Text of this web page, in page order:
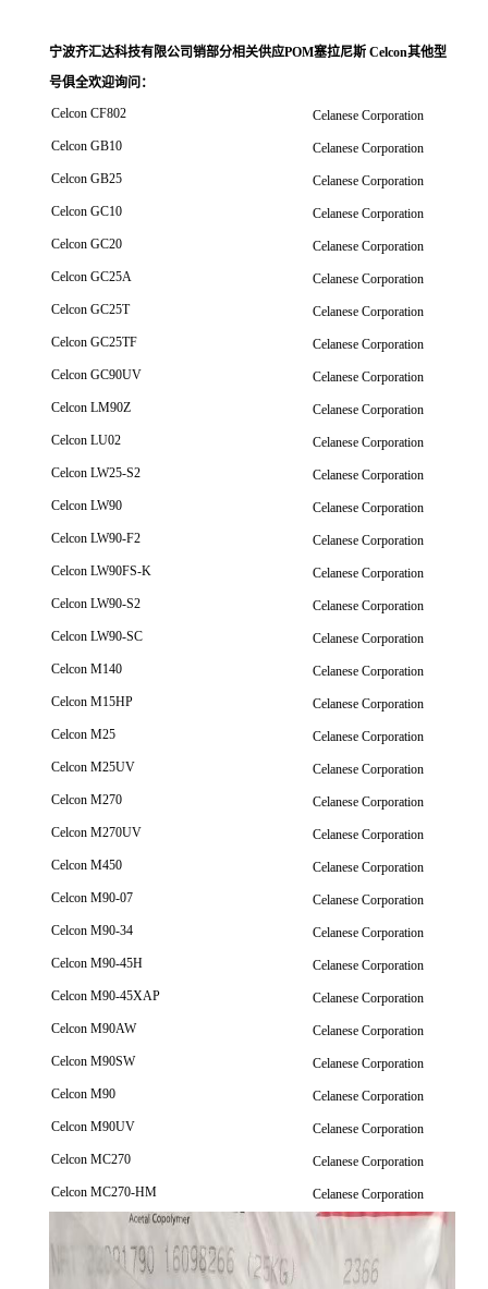
宁波齐汇达科技有限公司销部分相关供应POM塞拉尼斯 Celcon其他型
号俱全欢迎询问 ：
Celcon CF802
Celanese Corporation
Celcon GB10
Celanese Corporation
Celcon GB25
Celanese Corporation
Celcon GC10
Celanese Corporation
Celcon GC20
Celanese Corporation
Celcon GC25A
Celanese Corporation
Celcon GC25T
Celanese Corporation
Celcon GC25TF
Celanese Corporation
Celcon GC90UV
Celanese Corporation
Celcon LM90Z
Celanese Corporation
Celcon LU02
Celanese Corporation
Celcon LW25-S2
Celanese Corporation
Celcon LW90
Celanese Corporation
Celcon LW90-F2
Celanese Corporation
Celcon LW90FS-K
Celanese Corporation
Celcon LW90-S2
Celanese Corporation
Celcon LW90-SC
Celanese Corporation
Celcon M140
Celanese Corporation
Celcon M15HP
Celanese Corporation
Celcon M25
Celanese Corporation
Celcon M25UV
Celanese Corporation
Celcon M270
Celanese Corporation
Celcon M270UV
Celanese Corporation
Celcon M450
Celanese Corporation
Celcon M90-07
Celanese Corporation
Celcon M90-34
Celanese Corporation
Celcon M90-45H
Celanese Corporation
Celcon M90-45XAP
Celanese Corporation
Celcon M90AW
Celanese Corporation
Celcon M90SW
Celanese Corporation
Celcon M90
Celanese Corporation
Celcon M90UV
Celanese Corporation
Celcon MC270
Celanese Corporation
Celcon MC270-HM
Celanese Corporation